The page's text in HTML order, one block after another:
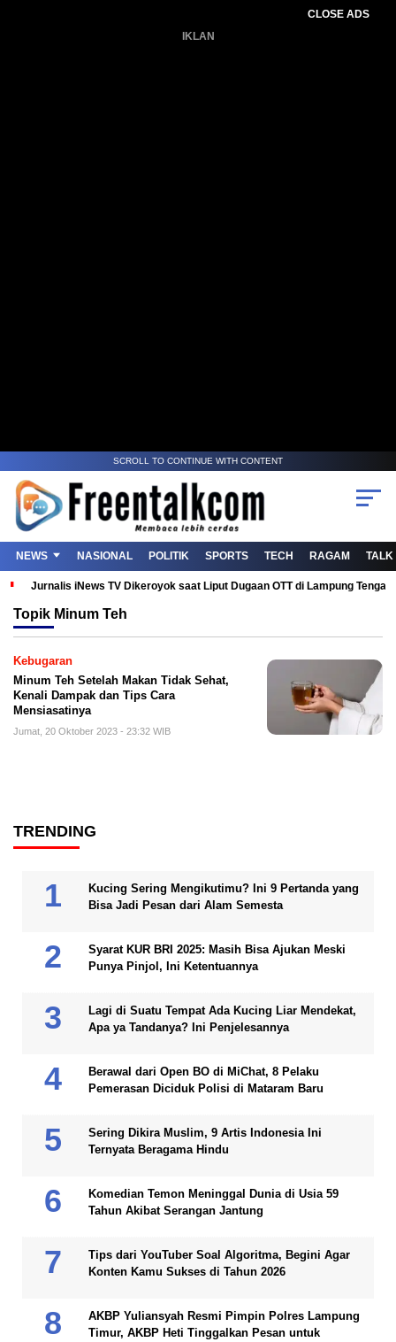
CLOSE ADS
IKLAN
SCROLL TO CONTINUE WITH CONTENT
NEWS NASIONAL POLITIK SPORTS TECH RAGAM TALK
Jurnalis iNews TV Dikeroyok saat Liput Dugaan OTT di Lampung
Topik Minum Teh
Kebugaran
Minum Teh Setelah Makan Tidak Sehat,
Kenali Dampak dan Tips Cara
Mensiasatinya
Jumat, 20 Oktober 2023 - 23:32 WIB
TRENDING
Kucing Sering Mengikutimu? Ini 9 Pertanda yang
Bisa Jadi Pesan dari Alam Semesta
Syarat KUR BRI 2025: Masih Bisa Ajukan Meski
Punya Pinjol, Ini Ketentuannya
Lagi di Suatu Tempat Ada Kucing Liar Mendekat,
Apa ya Tandanya? Ini Penjelesannya
Berawal dari Open BO di MiChat, 8 Pelaku
Pemerasan Diciduk Polisi di Mataram Baru
Sering Dikira Muslim, 9 Artis Indonesia Ini
Ternyata Beragama Hindu
Komedian Temon Meninggal Dunia di Usia 59
Tahun Akibat Serangan Jantung
Tips dari YouTuber Soal Algoritma, Begini Agar
Konten Kamu Sukses di Tahun 2026
AKBP Yuliansyah Resmi Pimpin Polres Lampung
Timur, AKBP Heti Tinggalkan Pesan untuk